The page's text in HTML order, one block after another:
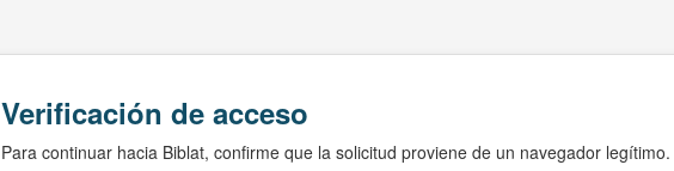
Verificación de acceso
Para continuar hacia Biblat, confirme que la solicitud proviene de un navegador legítimo.